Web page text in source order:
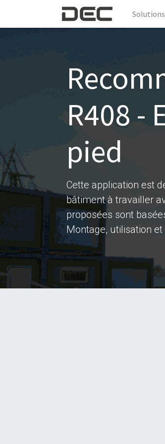
R408 -
pied
Cette application est
bâtiment à travailler
proposées sont
Montage, utilisation